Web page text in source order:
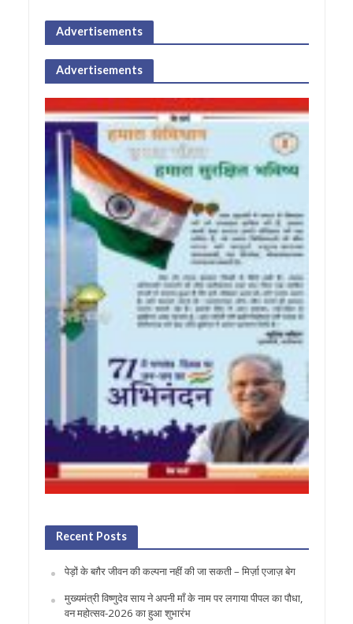
Advertisements
Advertisements
Recent Posts
पेड़ों के बग़ैर जीवन की कल्पना नहीं की जा सकती – मिर्ज़ा एजाज़ बेग
मुख्यमंत्री विष्णुदेव साय ने अपनी माँ के नाम पर लगाया पीपल का पौधा,
वन महोत्सव-2026 का हुआ शुभारंभ